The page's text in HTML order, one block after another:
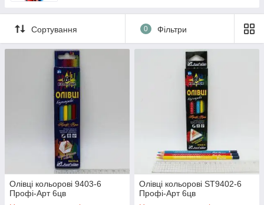
Сортування 0 Фільтри
Олівці кольорові 9403-6
Профі-Арт 6цв
Олівці кольорові ST9402-6
Профі-Арт 6цв